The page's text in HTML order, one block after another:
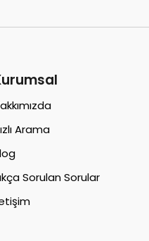
Arama
Sorulan Sorular